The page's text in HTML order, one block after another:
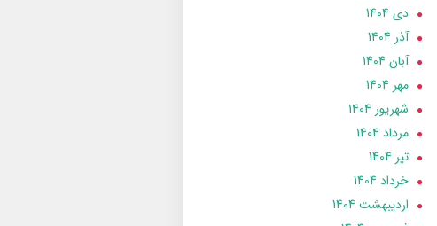
دی 1404
آذر 1404
آبان 1404
مهر 1404
شهریور 1404
مرداد 1404
تير 1404
خرداد 1404
ارديبهشت 1404